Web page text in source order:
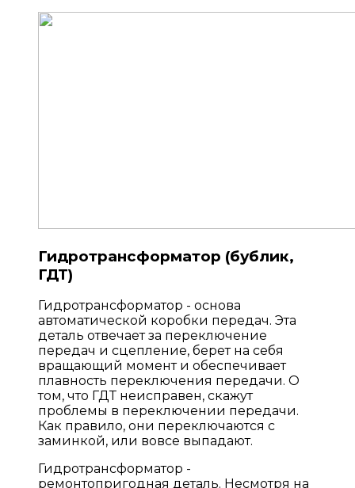
Гидротрансформатор (бублик,
ГДТ)
Гидротрансформатор - основа
автоматической коробки передач. Эта
деталь отвечает за переключение
передач и сцепление, берет на себя
вращающий момент и обеспечивает
плавность переключения передачи. О
том, что ГДТ неисправен, скажут
проблемы в переключении передачи.
Как правило, они переключаются с
заминкой, или вовсе выпадают.
Гидротрансформатор -
ремонтопригодная деталь. Несмотря на